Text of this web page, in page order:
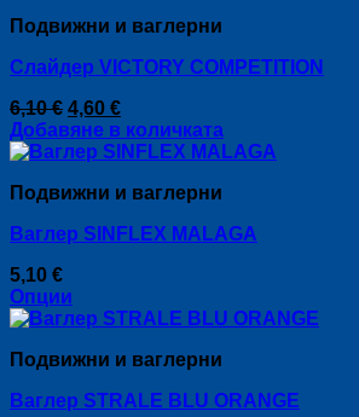
multiple
The
may
be
chosen
the
product
page
Подвижни и ваглерни
Слайдер VICTORY COMPETITION
6,10€ Original
price
was:
4,60 €Текущата
цена
е:
Добавяне в количката
Подвижни и ваглерни
Ваглер SINFLEX MALAGA
5,10 €
Опции
This
has
variants.
Подвижни и ваглерни
Ваглер STRALE BLU ORANGE